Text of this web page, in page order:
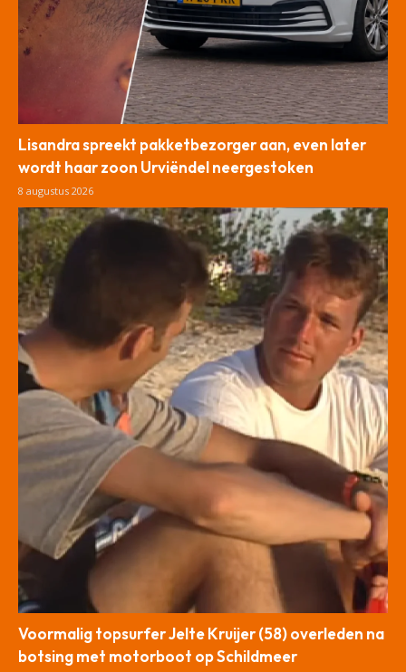
Lisandra spreekt pakketbezorger aan, even later
wordt haar zoon Urviëndel neergestoken
8 augustus 2026
Voormalig topsurfer Jelte Kruijer (58) overleden na
botsing met motorboot op Schildmeer